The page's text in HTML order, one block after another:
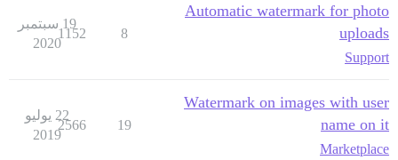
Automatic watermark for photo
uploads
Support
8
1152
19 سبتمبر
2020
Watermark on images with user
name on it
Marketplace
19
2566
22 يوليو
2019